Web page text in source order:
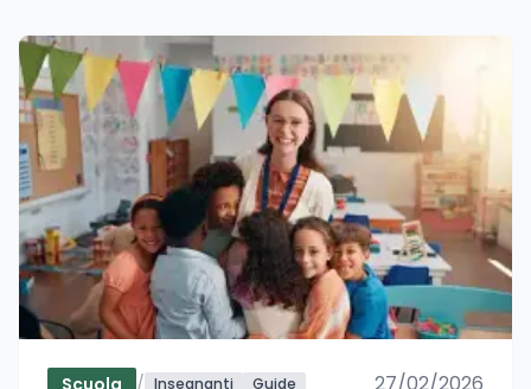
Scuola / Insegnanti Guide